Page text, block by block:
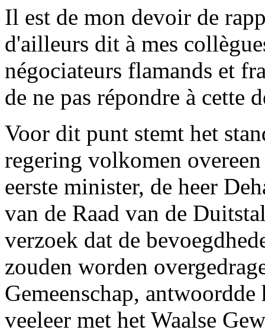
Il est de mon devoir de
d'ailleurs dit à mes
négociateurs flamands et
de ne pas répondre à cette
Voor dit punt stemt het
regering volkomen
eerste minister, de heer
van de Raad van de
verzoek dat de
zouden worden
Gemeenschap,
veeleer met het Waalse